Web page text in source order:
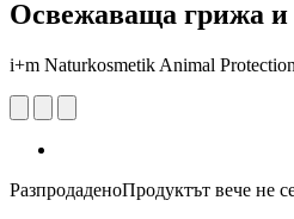
Освежаваща грижа
i+m Naturkosmetik Animal
РазпродаденоПродуктът вече не